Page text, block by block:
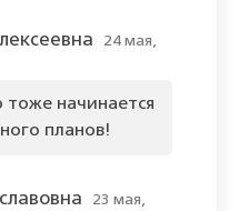
24 мая,
тоже начинается
планов!
23 мая,